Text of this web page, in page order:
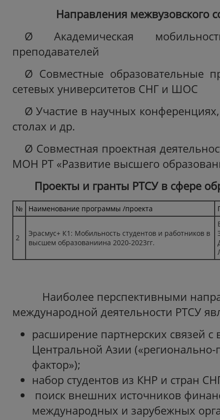
Направления межвузовского
Ø Академическая
преподавателей
Ø Совместные образовательные
сетевых университетов СНГ и ШОС
Ø Участие в научных
столах и др.
Ø Совместная проектная
МОН РТ «Развитие высшего
Проекты и гранты РТСУ в сфере
№ Наименование программы /проекта
2
Эрасмус+ К1: Мобильность студентов и работников в
высшем образованиина 2020-2023гг.
Наиболее перспективными
международной деятельности РТСУ
расширение партнерских связей с
Центральной Азии («регионально-
фактор»);
набор студентов из КНР и стран
поиск внешних источников
международных и зарубежных